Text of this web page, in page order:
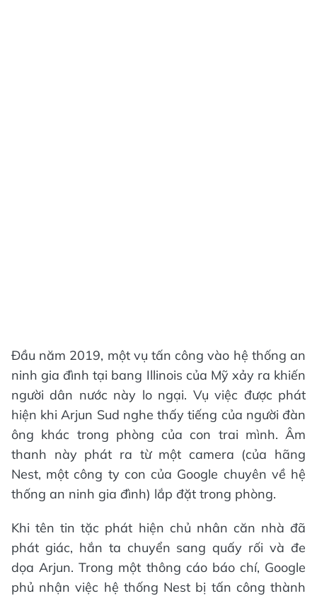
Đầu năm 2019, một vụ tấn công vào hệ thống an
ninh gia đình tại bang Illinois của Mỹ xảy ra khiến
người dân nước này lo ngại. Vụ việc được phát
hiện khi Arjun Sud nghe thấy tiếng của người đàn
ông khác trong phòng của con trai mình. Âm
thanh này phát ra từ một camera (của hãng
Nest, một công ty con của Google chuyên về hệ
thống an ninh gia đình) lắp đặt trong phòng.
Khi tên tin tặc phát hiện chủ nhân căn nhà đã
phát giác, hắn ta chuyển sang quấy rối và đe
dọa Arjun. Trong một thông cáo báo chí, Google
phủ nhận việc hệ thống Nest bị tấn công thành